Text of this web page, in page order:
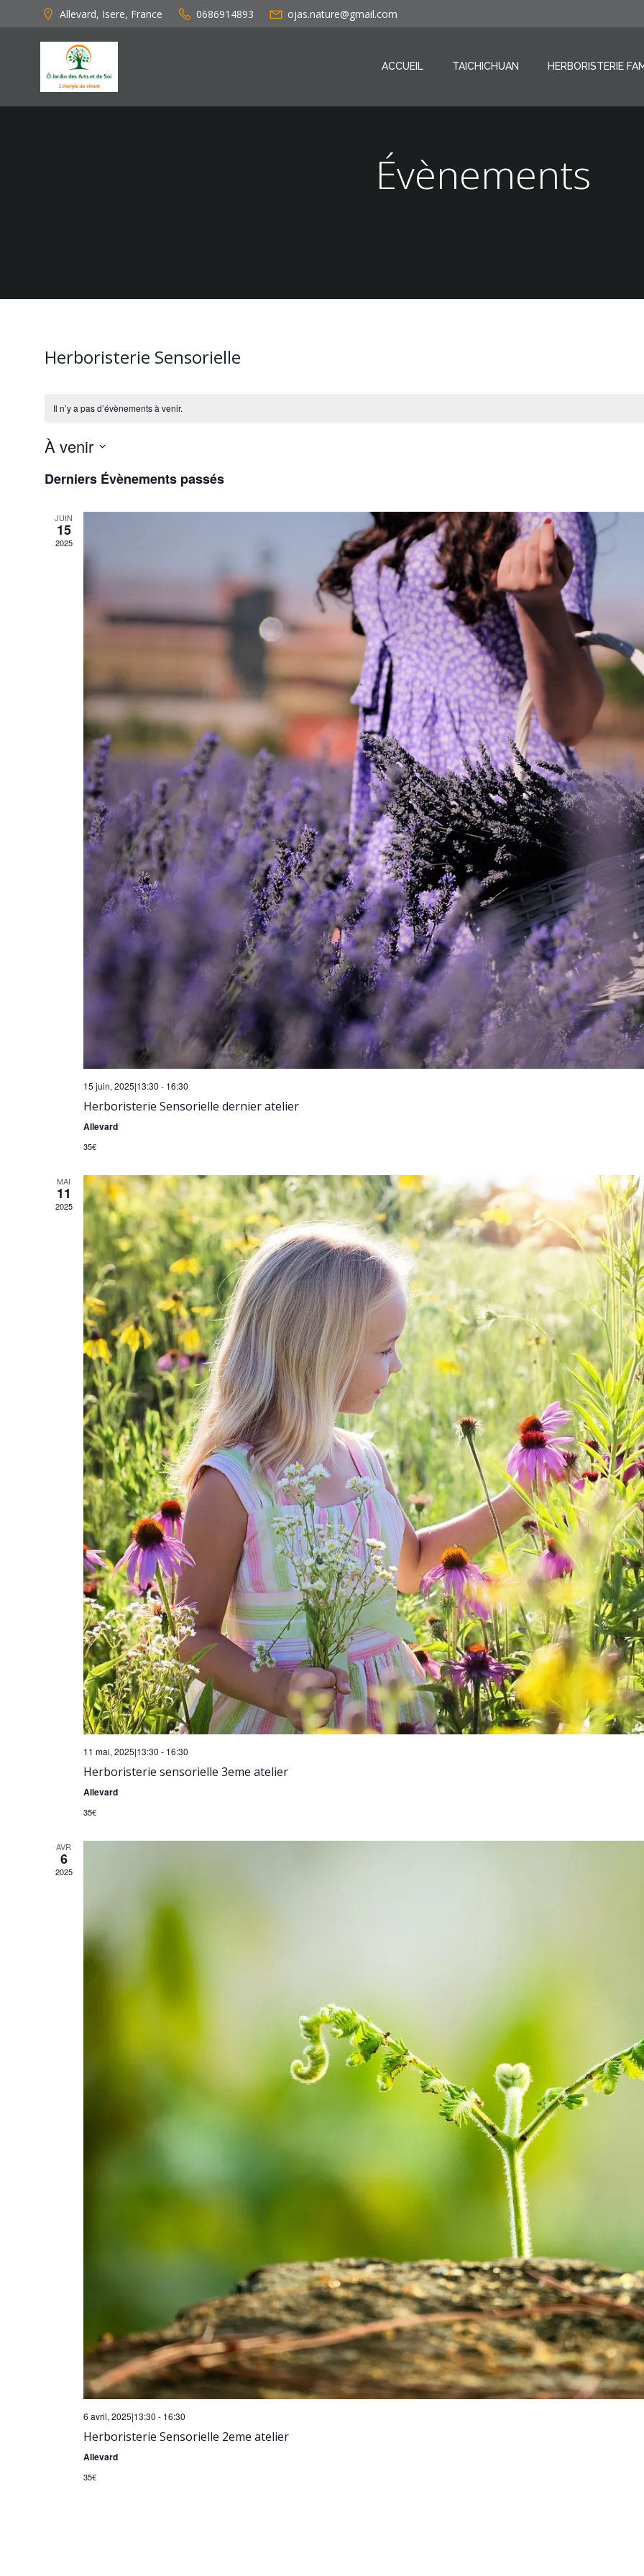
au
contenu
Allevard, Isere, France 0686914893 ojas.nature@gmail.com
ACCUEIL TAICHICHUAN HERBORISTERIE
Évènements
Herboristerie Sensorielle
Il n’y a pas d’évènements à venir.
À venir
une
Derniers Évènements passés
JUIN
15
2025
15 juin, 2025|13:30 - 16:30
Herboristerie Sensorielle dernier atelier
Allevard
35€
MAI
11
2025
11 mai, 2025|13:30 - 16:30
Herboristerie sensorielle 3eme atelier
Allevard
35€
AVR
6
2025
6 avril, 2025|13:30 - 16:30
Herboristerie Sensorielle 2eme atelier
Allevard
35€